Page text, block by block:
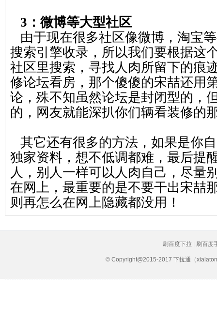
3：微博等大型社区
由于现在很多社区像微博，淘宝
搜索引擎收录，所以我们要根据这
社区里搜索，寻找人肉所留下的痕
修论坛看房，那个傻傻的宋喆还用
论，殊不知虽然论坛是封闭型的，
的，网友就能深扒你们辆看装修的
其它还有很多的方法，如果是你
独家资料，想不低调都难，最后提
人，别人一样可以人肉自己，尽量
在网上，最重要的是不要干出宋喆
则再怎么在网上隐藏都没用！
刷百度下拉 | 刷百度
© Copyright@2015-2017 下拉通（